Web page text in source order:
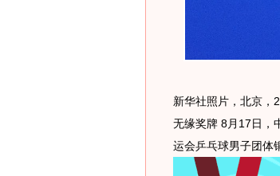
新华社照片，北京
无缘奖牌 8月17日，
运会乒乓球男子团体